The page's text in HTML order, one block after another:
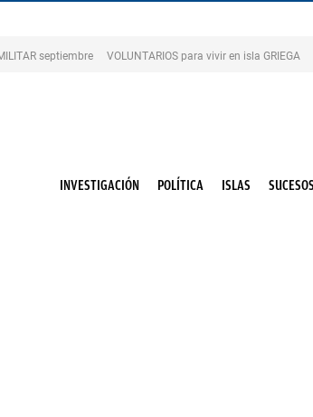
septiembre VOLUNTARIOS para vivir en isla GRIEGA
INVESTIGACIÓN POLÍTICA ISLAS SUCESOS